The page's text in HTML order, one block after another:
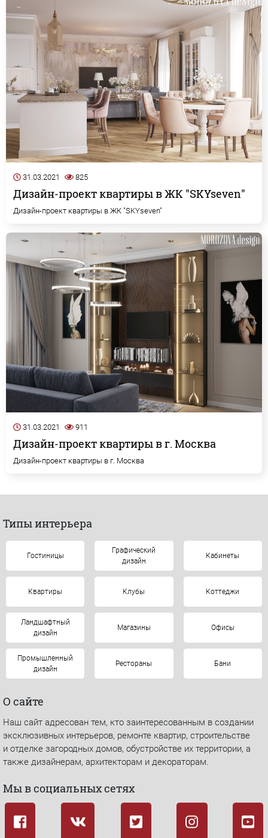
31.03.2021 825
Дизайн-проект квартиры в ЖК "SKYseven"
Дизайн-проект квартиры в ЖК "SKYseven"
31.03.2021 911
Дизайн-проект квартиры в г. Москва
Дизайн-проект квартиры в г. Москва
Типы интерьера
Гостиницы
Графический
дизайн
Кабинеты
Квартиры Клубы Коттеджи
Ландшафтный
дизайн
Магазины Офисы
Промышленный
дизайн
Рестораны Бани
О сайте
Наш сайт адресован тем, кто заинтересованным в создании
эксклюзивных интерьеров, ремонте квартир, строительстве
и отделке загородных домов, обустройстве их территории, а
также дизайнерам, архитекторам и декораторам.
Мы в социальных сетях